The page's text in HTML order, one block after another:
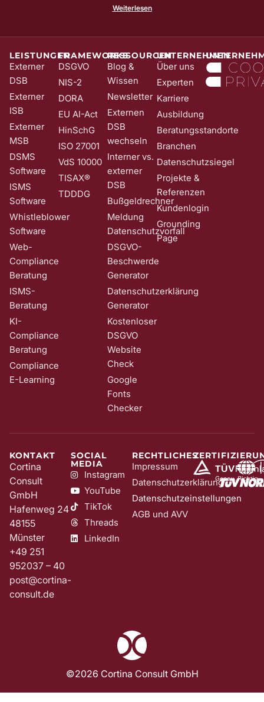
noch eine E-Mail mit einem Bestätigungs-Link (sog. Double-Opt-In);
Wirkung für die Zukunft und ohne Angabe von Gründen widerrufen;
z. B. durch Klick auf den Abmeldelink am Ende jedes Newsletters.
Nähere Informationen zur Verarbeitung Ihrer Daten finden Sie in
Date​​​​nschutzerklärung .
Weiterlesen
LEISTUNGEN
Externer
DSB
Externer
ISB
Externer
MSB
DSMS
Software
ISMS
Software
Whistleblower
Software
Web-
Compliance
Beratung
ISMS-
Beratung
KI-
Compliance
Beratung
Compliance
E-Learning
FRAMEWORKS
DSGVO
NIS-2
DORA
EU AI-Act
HinSchG
ISO 27001
VdS 10000
TISAX®
TDDDG
RESSOURCEN
Blog &
Wissen
Newsletter
Externen
DSB
wechseln
Interner vs.
externer
DSB
Bußgeldrechner
Meldung
Datenschutzvorfall
DSGVO-
Beschwerde
Generator
Datenschutzerklärung
Generator
Kostenloser
DSGVO
Website
Check
Google
Fonts
Checker
UNTERNEHMEN
Über uns
Experten
Karriere
Ausbildung
Beratungsstandorte
Branchen
Datenschutzsiegel
Projekte &
Referenzen
Kundenlogin
Grounding
Page
KONTAKT
Cortina
Consult
GmbH
Hafenweg 24
48155
Münster
+49 251
952037 – 40
post@cortina-
consult.de
SOCIAL
MEDIA
Instagram
YouTube
TikTok
Threads
LinkedIn
RECHTLICHES
Impressum
Datenschutzerklärung
Datenschutzeinstellungen
AGB und AVV
©2026 Cortina Consult GmbH